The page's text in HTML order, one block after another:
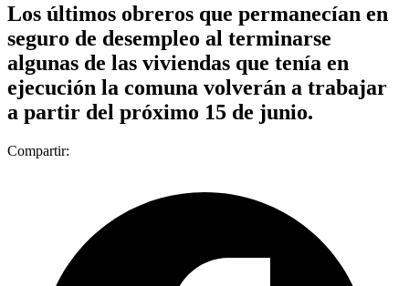
Los últimos obreros que permanecían en
seguro de desempleo al terminarse
algunas de las viviendas que tenía en
ejecución la comuna volverán a trabajar
a partir del próximo 15 de junio.
Compartir: